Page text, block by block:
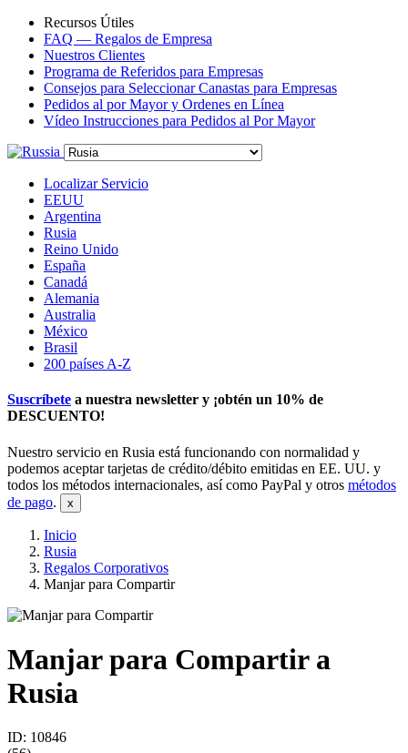
Recursos Útiles
FAQ — Regalos de Empresa
Nuestros Clientes
Programa de Referidos para Empresas
Consejos para Seleccionar Canastas para Empresas
Pedidos al por Mayor y Ordenes en Línea
Vídeo Instrucciones para Pedidos al Por Mayor
Localizar Servicio
EEUU
Argentina
Rusia
Reino Unido
España
Canadá
Alemania
Australia
México
Brasil
200 países A-Z
Suscríbete a nuestra newsletter y ¡obtén un 10% de
DESCUENTO!
Nuestro servicio en Rusia está funcionando con normalidad y
podemos aceptar tarjetas de crédito/débito emitidas en EE. UU. y
todos los métodos internacionales, así como PayPal y otros métodos
de pago.
Inicio
Rusia
Regalos Corporativos
Manjar para Compartir
Manjar para Compartir a
Rusia
ID: 10846